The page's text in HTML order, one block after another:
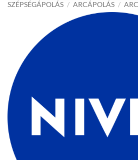
SZÉPSÉGÁPOLÁS / ARCÁPOLÁS /